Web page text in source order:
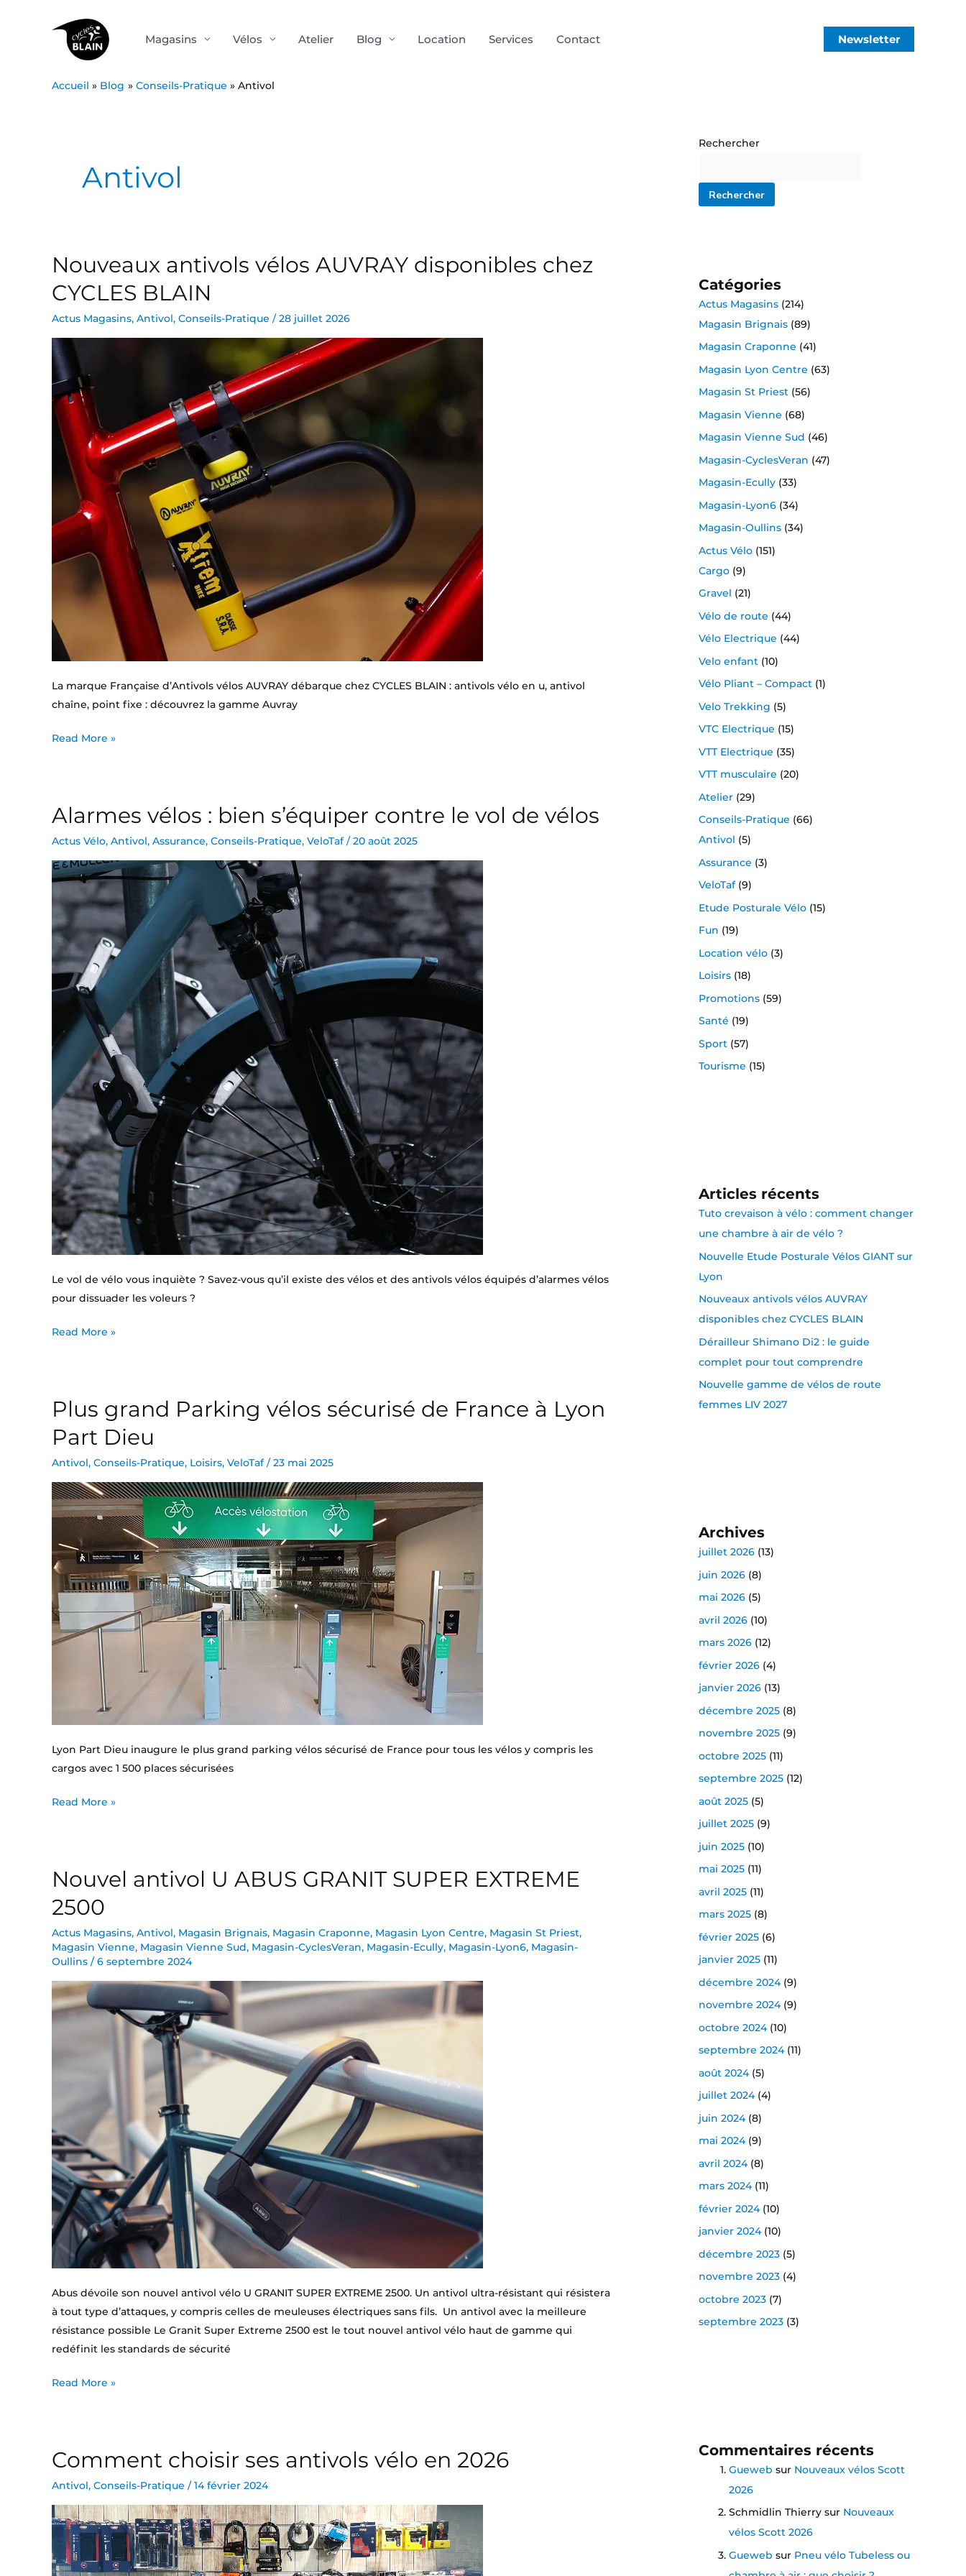
Magasins Vélos Atelier Blog Location Services Contact Newsletter
Accueil Blog Conseils-Pratique Antivol
Antivol
Nouveaux antivols vélos AUVRAY disponibles chez
CYCLES BLAIN
Actus Magasins, Antivol, Conseils-Pratique /28 juillet 2026
La marque Française d’Antivols vélos AUVRAY débarque chez CYCLES BLAIN : antivols vélo en u, antivol
chaîne, point fixe : découvrez la gamme Auvray
Nouveaux
vélos
AUVRAY
chez
CYCLES
BLAIN
Read More »
Alarmes vélos : bien s’équiper contre le vol de vélos
Actus Vélo, Antivol, Assurance, Conseils-Pratique, VeloTaf/20 août 2025
Le vol de vélo vous inquiète ? Savez-vous qu’il existe des vélos et des antivols vélos équipés d’alarmes vélos
pour dissuader les voleurs ?
Alarmes
:
bien
s’équiper
contre
le
vol
de
vélos
Read More »
Plus grand Parking vélos sécurisé de France à Lyon
Part Dieu
Antivol, Conseils-Pratique, Loisirs, VeloTaf/23 mai 2025
Lyon Part Dieu inaugure le plus grand parking vélos sécurisé de France pour tous les vélos y compris les
cargos avec 1 500 places sécurisées
Plus
Parking
vélos
de
France
Lyon
Part
Dieu
Read More »
Nouvel antivol U ABUS GRANIT SUPER EXTREME
2500
Actus Magasins, Antivol, Magasin Brignais, Magasin Craponne, Magasin Lyon Centre, Magasin St Priest,
Magasin Vienne, Magasin Vienne Sud, Magasin-CyclesVeran, Magasin-Ecully, Magasin-Lyon6, Magasin-
Oullins /6 septembre 2024
Abus dévoile son nouvel antivol vélo U GRANIT SUPER EXTREME 2500. Un antivol ultra-résistant qui résistera
à tout type d’attaques, y compris celles de meuleuses électriques sans fils. Un antivol avec la meilleure
résistance possible Le Granit Super Extreme 2500 est le tout nouvel antivol vélo haut de gamme qui
redéfinit les standards de sécurité
Nouvel
U
ABUS
GRANIT
SUPER
EXTREME
2500
Read More »
Comment choisir ses antivols vélo en 2026
Antivol, Conseils-Pratique /14 février 2024
Comment
ses
antivols
vélo
2026
Rechercher
Rechercher
Catégories
Actus Magasins (214)
Magasin Brignais (89)
Magasin Craponne (41)
Magasin Lyon Centre (63)
Magasin St Priest (56)
Magasin Vienne (68)
Magasin Vienne Sud (46)
Magasin-CyclesVeran (47)
Magasin-Ecully (33)
Magasin-Lyon6 (34)
Magasin-Oullins (34)
Actus Vélo (151)
Cargo (9)
Gravel (21)
Vélo de route (44)
Vélo Electrique (44)
Velo enfant (10)
Vélo Pliant – Compact (1)
Velo Trekking (5)
VTC Electrique (15)
VTT Electrique (35)
VTT musculaire (20)
Atelier (29)
Conseils-Pratique (66)
Antivol (5)
Assurance (3)
VeloTaf(9)
Etude Posturale Vélo (15)
Fun (19)
Location vélo (3)
Loisirs (18)
Promotions (59)
Santé (19)
Sport (57)
Tourisme (15)
Articles récents
Tuto crevaison à vélo : comment changer
une chambre à air de vélo ?
Nouvelle Etude Posturale Vélos GIANT sur
Lyon
Nouveaux antivols vélos AUVRAY
disponibles chez CYCLES BLAIN
Dérailleur Shimano Di2 : le guide
complet pour tout comprendre
Nouvelle gamme de vélos de route
femmes LIV 2027
Archives
juillet 2026 (13)
juin 2026 (8)
mai 2026 (5)
avril 2026 (10)
mars 2026 (12)
février 2026 (4)
janvier 2026 (13)
décembre 2025 (8)
novembre 2025 (9)
octobre 2025 (11)
septembre 2025 (12)
août 2025 (5)
juillet 2025 (9)
juin 2025 (10)
mai 2025 (11)
avril 2025 (11)
mars 2025 (8)
février 2025 (6)
janvier 2025 (11)
décembre 2024(9)
novembre 2024(9)
octobre 2024(10)
septembre 2024(11)
août 2024(5)
juillet 2024(4)
juin 2024(8)
mai 2024(9)
avril 2024(8)
mars 2024(11)
février 2024(10)
janvier 2024(10)
décembre 2023 (5)
novembre 2023 (4)
octobre 2023 (7)
septembre 2023 (3)
Commentaires récents
Gueweb sur Nouveaux vélos Scott
2026
Schmidlin Thierry sur Nouveaux
vélos Scott 2026
Gueweb sur Pneu vélo Tubeless ou